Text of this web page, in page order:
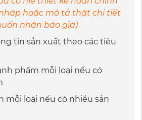
hoặc mô tả thật chi tiết
nhận báo giá)
tin sản xuất theo các tiêu
phẩm mỗi loại nếu có
mỗi loại nếu có nhiều sản